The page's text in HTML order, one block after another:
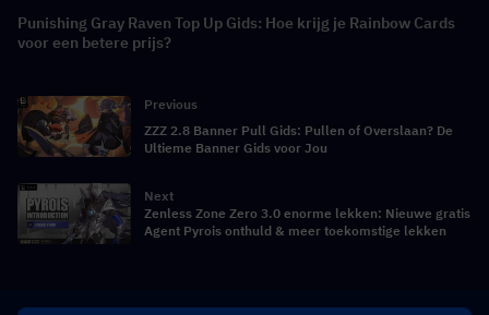
Punishing Gray Raven Top Up Gids: Hoe krijg je Rainbow Cards
voor een betere prijs?
Previous
ZZZ 2.8 Banner Pull Gids: Pullen of Overslaan? De
Ultieme Banner Gids voor Jou
Next
Zenless Zone Zero 3.0 enorme lekken: Nieuwe gratis
Agent Pyrois onthuld & meer toekomstige lekken